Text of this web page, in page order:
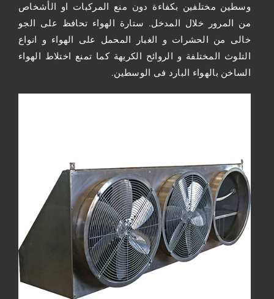
وسطين مختلفين بكفاءة دون منع المركبات او الأشخاص
من المرور خلال المدخل. ستارة الهواء تحافظ على الجو
خالى من الحشرات و الغبار المحمل على الهواء و انواع
التلوث المختلفة و الروائح الكريهة كما تمنع اختلاط الهواء
الساخن بالهواء البارد فى الوسطين.